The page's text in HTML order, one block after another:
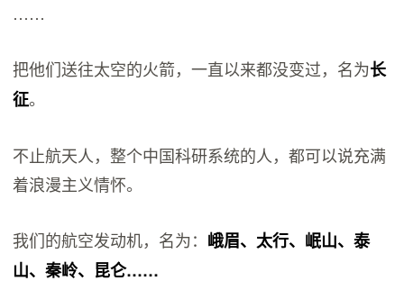
……
把他们送往太空的火箭，一直以来都没变过，名为长
征。
不止航天人，整个中国科研系统的人，都可以说充满
着浪漫主义情怀。
我们的航空发动机，名为： 峨眉、太行、岷山、泰
山、秦岭、昆仑……